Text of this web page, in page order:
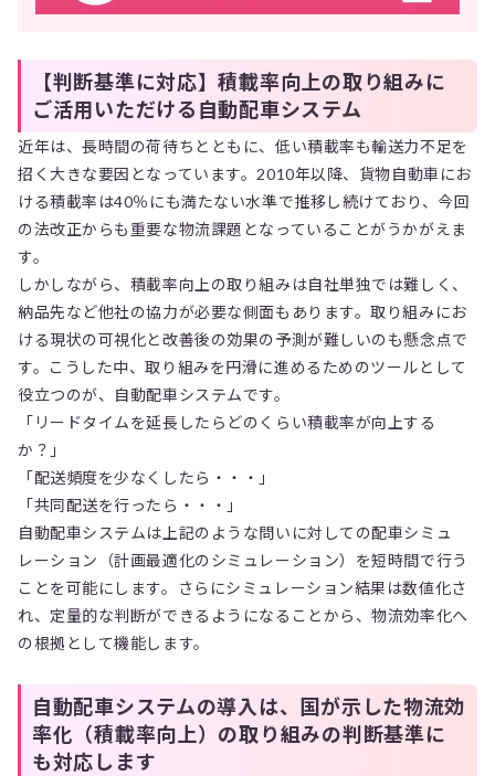
【判断基準に対応】積載率向上の取り組みに
ご活用いただける自動配車システム
近年は、長時間の荷待ちとともに、低い積載率も輸送力不足を
招く大きな要因となっています。2010年以降、貨物自動車にお
ける積載率は40％にも満たない水準で推移し続けており、今回
の法改正からも重要な物流課題となっていることがうかがえま
す。
しかしながら、積載率向上の取り組みは自社単独では難しく、
納品先など他社の協力が必要な側面もあります。取り組みにお
ける現状の可視化と改善後の効果の予測が難しいのも懸念点で
す。こうした中、取り組みを円滑に進めるためのツールとして
役立つのが、自動配車システムです。
「リードタイムを延長したらどのくらい積載率が向上する
か？」
「配送頻度を少なくしたら・・・」
「共同配送を行ったら・・・」
自動配車システムは上記のような問いに対しての配車シミュ
レーション（計画最適化のシミュレーション）を短時間で行う
ことを可能にします。さらにシミュレーション結果は数値化さ
れ、定量的な判断ができるようになることから、物流効率化へ
の根拠として機能します。
自動配車システムの導入は、国が示した物流効
率化（積載率向上）の取り組みの判断基準に
も対応します